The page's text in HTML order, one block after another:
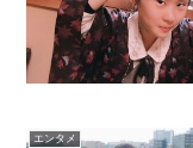
エンタメ